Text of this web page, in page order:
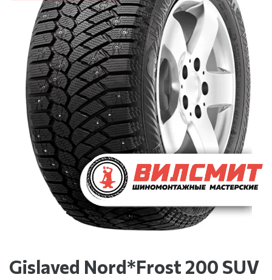
Gislaved Nord*Frost 200 SUV